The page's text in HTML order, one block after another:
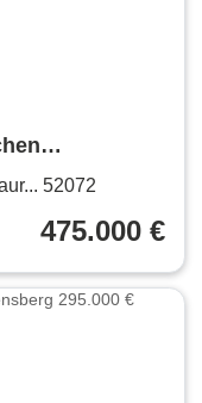
52072
475.000 €